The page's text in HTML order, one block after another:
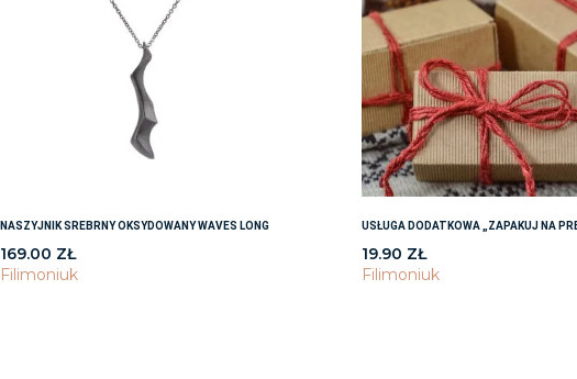
NASZYJNIK SREBRNY OKSYDOWANY WAVES LONG
169.00 ZŁ
Filimoniuk
USŁUGA DODATKOWA „ZAPAKUJ NA
19.90 ZŁ
Filimoniuk